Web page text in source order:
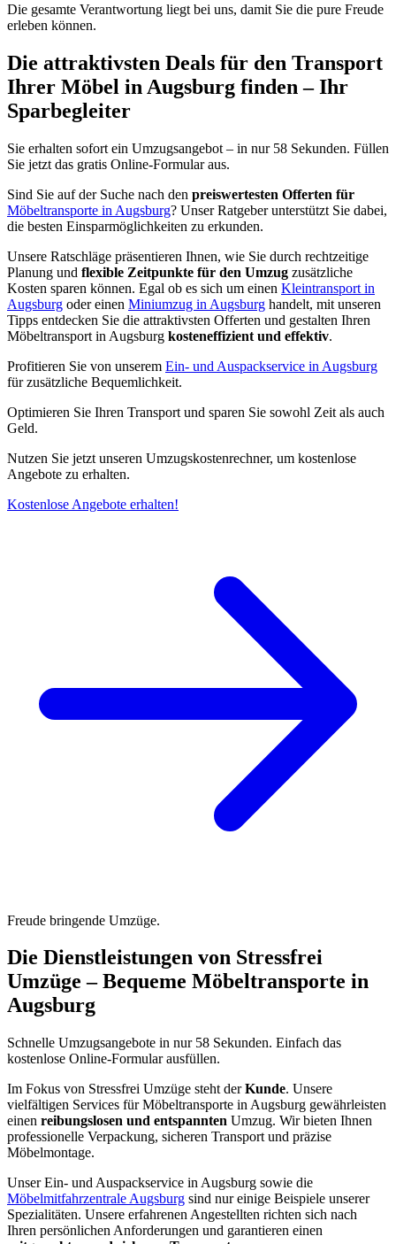
Die gesamte Verantwortung liegt bei uns, damit Sie die pure Freude
erleben können.
Die attraktivsten Deals für den Transport
Ihrer Möbel in Augsburg finden – Ihr
Sparbegleiter
Sie erhalten sofort ein Umzugsangebot – in nur 58 Sekunden. Füllen
Sie jetzt das gratis Online-Formular aus.
Sind Sie auf der Suche nach den preiswertesten Offerten für
Möbeltransporte in Augsburg? Unser Ratgeber unterstützt Sie dabei,
die besten Einsparmöglichkeiten zu erkunden.
Unsere Ratschläge präsentieren Ihnen, wie Sie durch rechtzeitige
Planung und flexible Zeitpunkte für den Umzug zusätzliche
Kosten sparen können. Egal ob es sich um einen Kleintransport in
Augsburg oder einen Miniumzug in Augsburg handelt, mit unseren
Tipps entdecken Sie die attraktivsten Offerten und gestalten Ihren
Möbeltransport in Augsburg kosteneffizient und effektiv.
Profitieren Sie von unserem Ein- und Auspackservice in Augsburg
für zusätzliche Bequemlichkeit.
Optimieren Sie Ihren Transport und sparen Sie sowohl Zeit als auch
Geld.
Nutzen Sie jetzt unseren Umzugskostenrechner, um kostenlose
Angebote zu erhalten.
Kostenlose Angebote erhalten!
Freude bringende Umzüge.
Die Dienstleistungen von Stressfrei
Umzüge – Bequeme Möbeltransporte in
Augsburg
Schnelle Umzugsangebote in nur 58 Sekunden. Einfach das
kostenlose Online-Formular ausfüllen.
Im Fokus von Stressfrei Umzüge steht derKunde. Unsere
vielfältigen Services für Möbeltransporte in Augsburg gewährleisten
einen reibungslosen und entspannten Umzug. Wir bieten Ihnen
professionelle Verpackung, sicheren Transport und präzise
Möbelmontage.
Unser Ein- und Auspackservice in Augsburg sowie die
Möbelmitfahrzentrale Augsburg sind nur einige Beispiele unserer
Spezialitäten. Unsere erfahrenen Angestellten richten sich nach
Ihren persönlichen Anforderungen und garantieren einen